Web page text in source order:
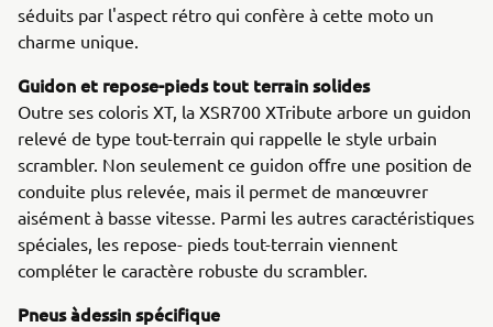
séduits par l'aspect rétro qui confère à cette moto un
charme unique.
Guidon et repose-pieds tout terrain solides
Outre ses coloris XT, la XSR700 XTribute arbore un guidon
relevé de type tout-terrain qui rappelle le style urbain
scrambler. Non seulement ce guidon oﬀre une position de
conduite plus relevée, mais il permet de manœuvrer
aisément à basse vitesse. Parmi les autres caractéristiques
spéciales, les repose- pieds tout-terrain viennent
compléter le caractère robuste du scrambler.
Pneus àdessin spécifique